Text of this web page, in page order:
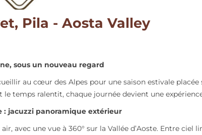
Pila - Aosta Valley
sous un nouveau regard
au cœur des Alpes pour une saison estivale placée
temps ralentit, chaque journée devient une
: jacuzzi panoramique extérieur
avec une vue à 360° sur la Vallée d’Aoste. Entre ciel